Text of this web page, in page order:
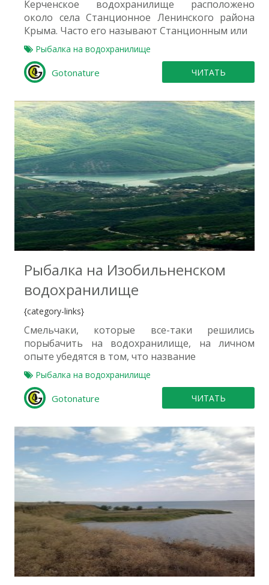
Керченское водохранилище расположено
около села Станционное Ленинского района
Крыма. Часто его называют Станционным или
Рыбалка на водохранилище
Gotonature ЧИТАТЬ
0
Рыбалка на Изобильненском
водохранилище
{category-links}
Смельчаки, которые все-таки решились
порыбачить на водохранилище, на личном
опыте убедятся в том, что название
Рыбалка на водохранилище
Gotonature ЧИТАТЬ
8